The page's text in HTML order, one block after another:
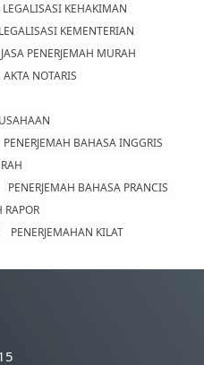
LEGALISASI KEHAKIMAN
KEMENTERIAN
JASA PENERJEMAH MURAH
AKTA NOTARIS
PENERJEMAH BAHASA INGGRIS
PENERJEMAH BAHASA PRANCIS
RAPOR
PENERJEMAHAN KILAT